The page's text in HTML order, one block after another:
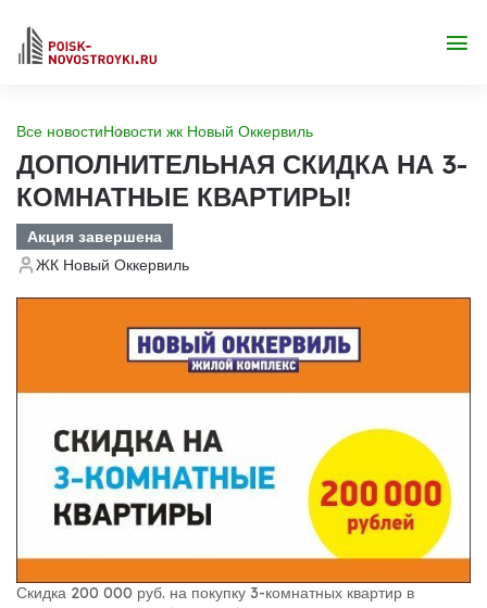
Все новостиНовости жк Новый Оккервиль
ДОПОЛНИТЕЛЬНАЯ СКИДКА НА 3-
КОМНАТНЫЕ КВАРТИРЫ!
Акция завершена
ЖК Новый Оккервиль
Скидка 200 000 руб. на покупку 3-комнатных квартир в